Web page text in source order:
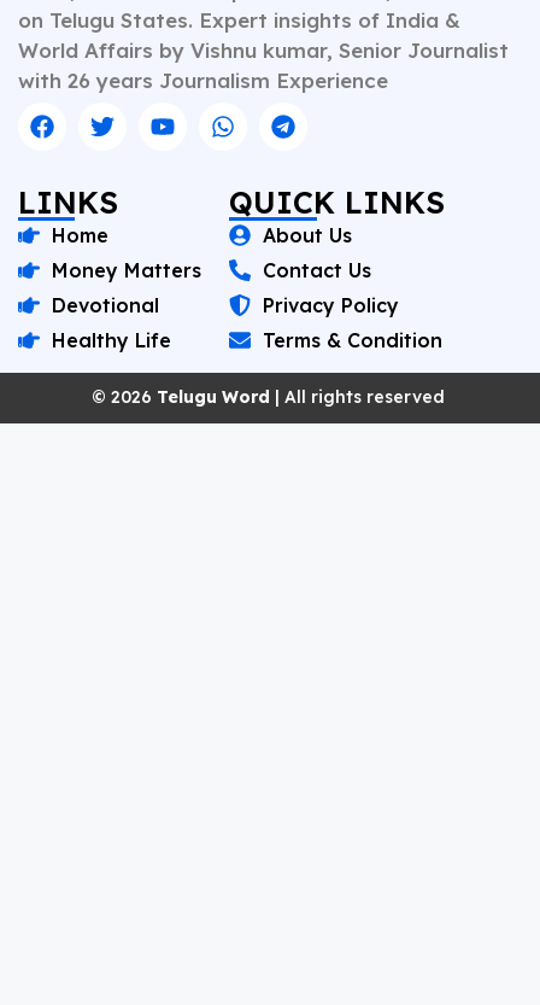
on Telugu States. Expert insights of India &
World Affairs by Vishnu kumar, Senior Journalist
with 26 years Journalism Experience
LINKS
Home
Money Matters
Devotional
Healthy Life
QUICK LINKS
About Us
Contact Us
Privacy Policy
Terms & Condition
© 2026 Telugu Word | All rights reserved